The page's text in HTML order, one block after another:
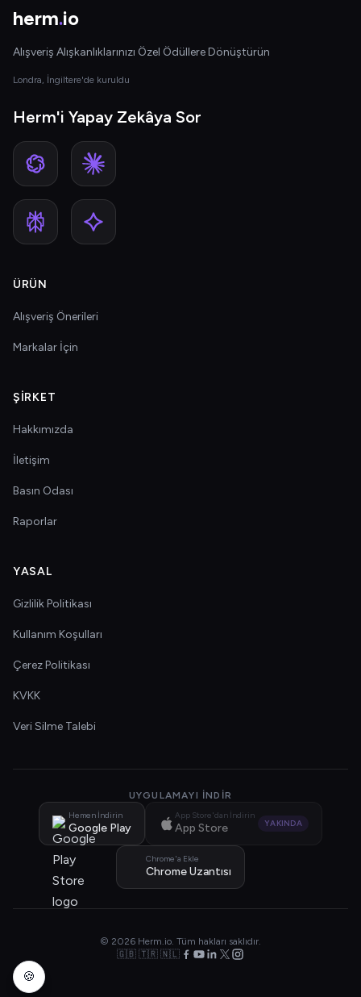
herm.io
Alışveriş Alışkanlıklarınızı Özel Ödüllere Dönüştürün
Londra, İngiltere'de kuruldu
Herm'i Yapay Zekâya Sor
ÜRÜN
Alışveriş Önerileri
Markalar İçin
ŞIRKET
Hakkımızda
İletişim
Basın Odası
Raporlar
YASAL
Gizlilik Politikası
Kullanım Koşulları
Çerez Politikası
KVKK
Veri Silme Talebi
UYGULAMAYI İNDIR
Hemen İndirin
Google Play
App Store'dan İndirin
App Store YAKINDA
Chrome'a Ekle
Chrome Uzantısı
© 2026 Herm.io. Tüm hakları saklıdır.
🇬🇧 🇹🇷 🇳🇱
🍪